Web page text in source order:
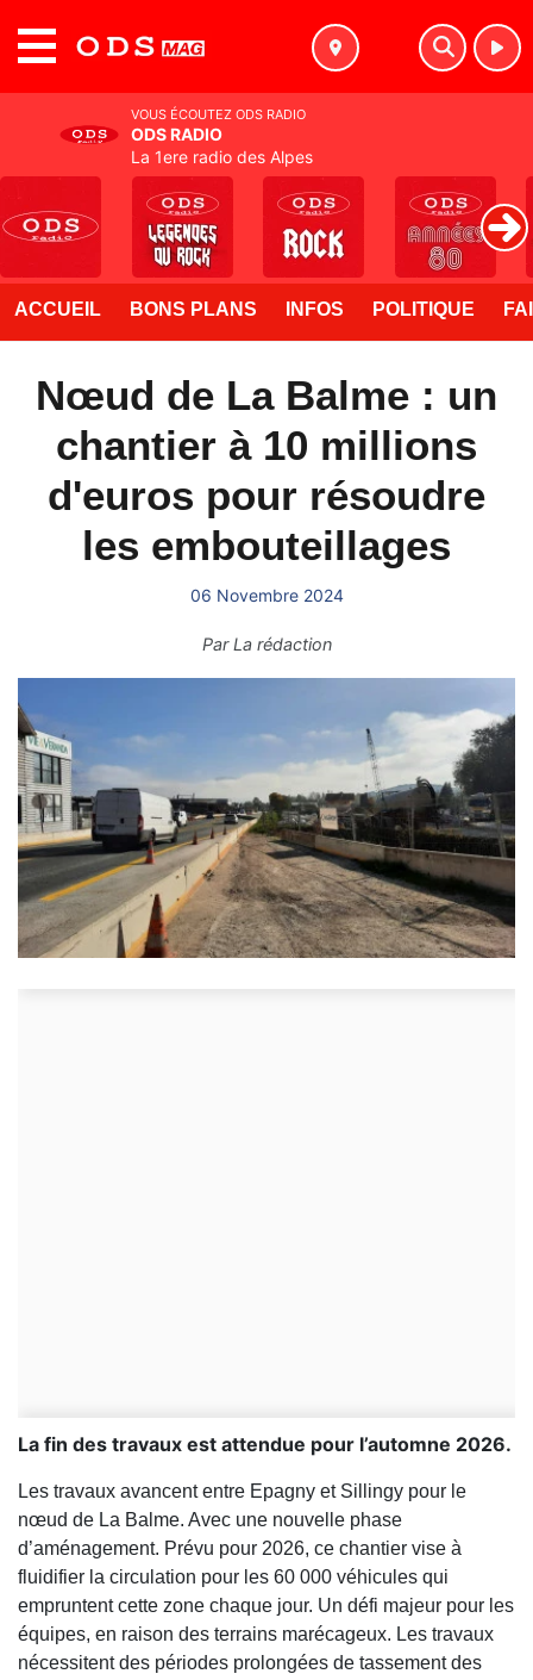
ACCUEIL BONS PLANS INFOS POLITIQUE
Nœud de La Balme : un
chantier à 10 millions
d'euros pour résoudre
les embouteillages
06 Novembre 2024
ParLa rédaction
La fin des travaux est attendue pour l’automne 2026.
Les travaux avancent entre Epagny et Sillingy pour le
nœud de La Balme. Avec une nouvelle phase
d’aménagement. Prévu pour 2026, ce chantier vise à
fluidifier la circulation pour les 60 000 véhicules qui
empruntent cette zone chaque jour. Un défi majeur pour les
équipes, en raison des terrains marécageux. Les travaux
nécessitent des périodes prolongées de tassement des
VOUS ÉCOUTEZ ODS RADIO
ODS RADIO
La 1ere radio des Alpes